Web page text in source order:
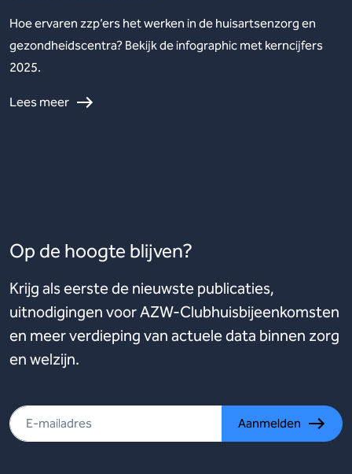
Hoe ervaren zzp’ers het werken in de huisartsenzorg en
gezondheidscentra? Bekijk de infographic met kerncijfers
2025.
Lees meer
Op de hoogte blijven?
Krijg als eerste de nieuwste publicaties,
uitnodigingen voor AZW-Clubhuisbijeenkomsten
en meer verdieping van actuele data binnen zorg
en welzijn.
Aanmelden